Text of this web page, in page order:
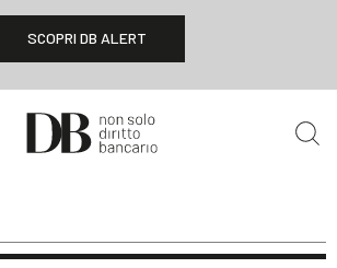
SCOPRI DB ALERT